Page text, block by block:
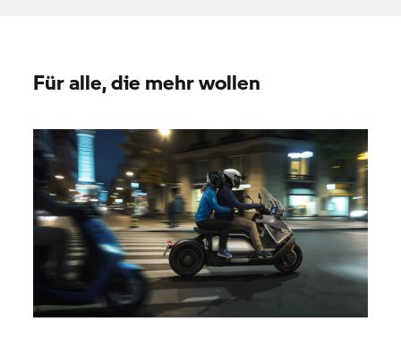
Für alle, die mehr wollen